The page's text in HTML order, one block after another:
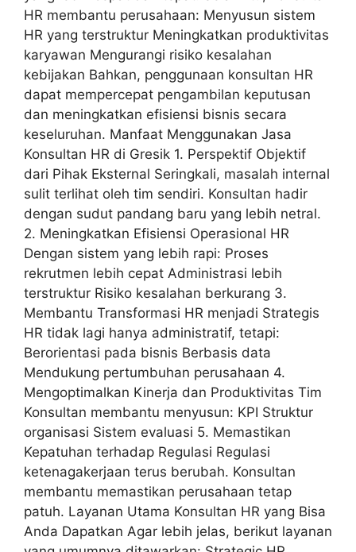
HR membantu perusahaan: Menyusun sistem
HR yang terstruktur Meningkatkan produktivitas
karyawan Mengurangi risiko kesalahan
kebijakan Bahkan, penggunaan konsultan HR
dapat mempercepat pengambilan keputusan
dan meningkatkan efisiensi bisnis secara
keseluruhan. Manfaat Menggunakan Jasa
Konsultan HR di Gresik 1. Perspektif Objektif
dari Pihak Eksternal Seringkali, masalah internal
sulit terlihat oleh tim sendiri. Konsultan hadir
dengan sudut pandang baru yang lebih netral.
2. Meningkatkan Efisiensi Operasional HR
Dengan sistem yang lebih rapi: Proses
rekrutmen lebih cepat Administrasi lebih
terstruktur Risiko kesalahan berkurang 3.
Membantu Transformasi HR menjadi Strategis
HR tidak lagi hanya administratif, tetapi:
Berorientasi pada bisnis Berbasis data
Mendukung pertumbuhan perusahaan 4.
Mengoptimalkan Kinerja dan Produktivitas Tim
Konsultan membantu menyusun: KPI Struktur
organisasi Sistem evaluasi 5. Memastikan
Kepatuhan terhadap Regulasi Regulasi
ketenagakerjaan terus berubah. Konsultan
membantu memastikan perusahaan tetap
patuh. Layanan Utama Konsultan HR yang Bisa
Anda Dapatkan Agar lebih jelas, berikut layanan